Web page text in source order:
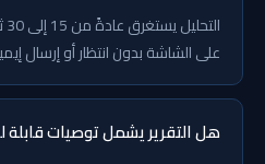
على الشاشة بدون انتظار أو إرسال
هل التقرير يشمل توصيات قابلة